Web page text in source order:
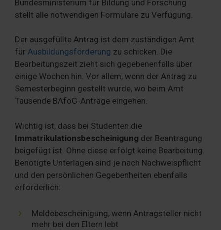
Bundesministerium für Bildung und Forschung
stellt alle notwendigen Formulare zu Verfügung.
Der ausgefüllte Antrag ist dem zuständigen Amt
für Ausbildungsförderung zu schicken. Die
Bearbeitungszeit zieht sich gegebenenfalls über
einige Wochen hin. Vor allem, wenn der Antrag zu
Semesterbeginn gestellt wurde, wo beim Amt
Tausende BAföG-Anträge eingehen.
Wichtig ist, dass bei Studenten die
Immatrikulationsbescheinigung der Beantragung
beigefügt ist. Ohne diese erfolgt keine Bearbeitung.
Benötigte Unterlagen sind je nach Nachweispflicht
und den persönlichen Gegebenheiten ebenfalls
erforderlich:
Meldebescheinigung, wenn Antragsteller nicht
mehr bei den Eltern lebt